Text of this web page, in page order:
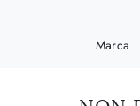
Marca